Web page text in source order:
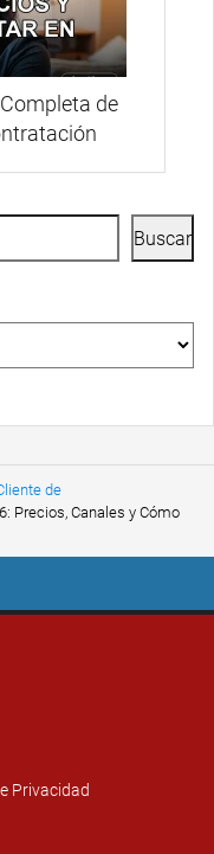
de
Buscar
de
Precios, Canales y Cómo
Privacidad